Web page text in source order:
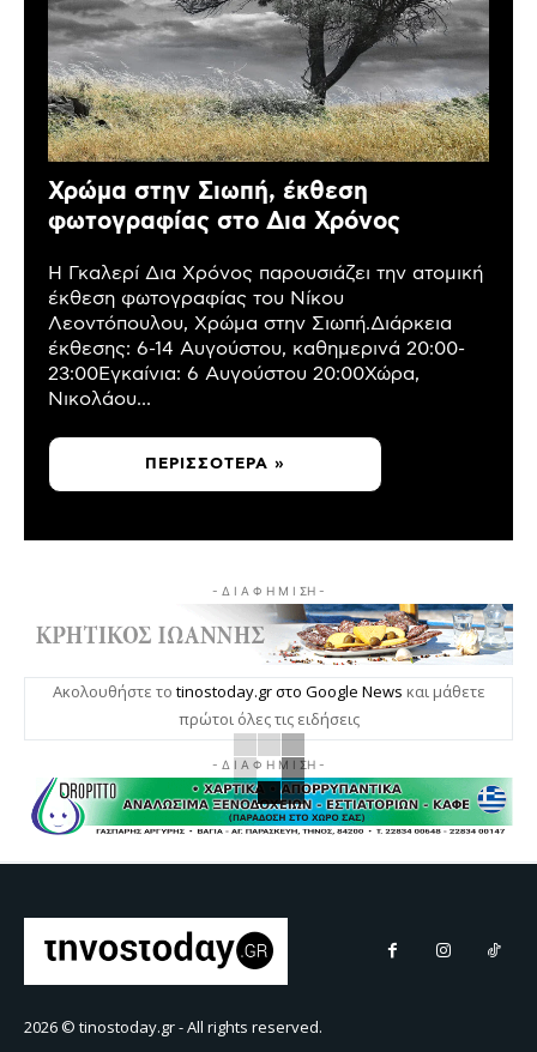
Χρώμα στην Σιωπή, έκθεση
φωτογραφίας στο Δια Χρόνος
Η Γκαλερί Δια Χρόνος παρουσιάζει την ατομική
έκθεση φωτογραφίας του Νίκου
Λεοντόπουλου, Χρώμα στην Σιωπή.Διάρκεια
έκθεσης: 6-14 Αυγούστου, καθημερινά 20:00-
23:00Εγκαίνια: 6 Αυγούστου 20:00Χώρα,
Νικολάου...
ΠΕΡΙΣΣΌΤΕΡΑ »
- Δ Ι Α Φ Η Μ Ι ΣΗ -
Ακολουθήστε το tinostoday.gr στο Google News και μάθετε
πρώτοι όλες τις ειδήσεις
- Δ Ι Α Φ Η Μ Ι ΣΗ -
2026 © tinostoday.gr - All rights reserved.